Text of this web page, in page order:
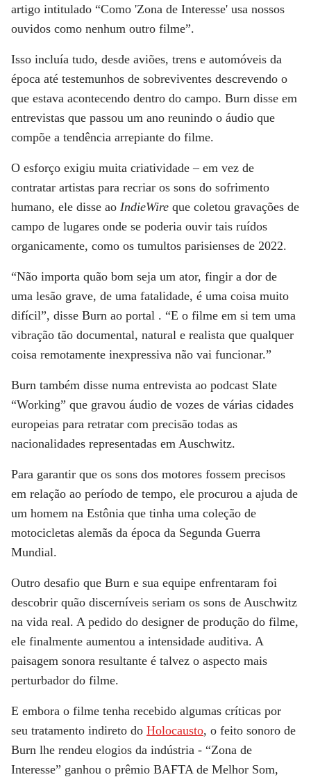
artigo intitulado “Como 'Zona de Interesse' usa nossos
ouvidos como nenhum outro filme”.
Isso incluía tudo, desde aviões, trens e automóveis da
época até testemunhos de sobreviventes descrevendo o
que estava acontecendo dentro do campo. Burn disse em
entrevistas que passou um ano reunindo o áudio que
compõe a tendência arrepiante do filme.
O esforço exigiu muita criatividade – em vez de
contratar artistas para recriar os sons do sofrimento
humano, ele disse ao IndieWire que coletou gravações de
campo de lugares onde se poderia ouvir tais ruídos
organicamente, como os tumultos parisienses de 2022.
“Não importa quão bom seja um ator, fingir a dor de
uma lesão grave, de uma fatalidade, é uma coisa muito
difícil”, disse Burn ao portal . “E o filme em si tem uma
vibração tão documental, natural e realista que qualquer
coisa remotamente inexpressiva não vai funcionar.”
Burn também disse numa entrevista ao podcast Slate
“Working” que gravou áudio de vozes de várias cidades
europeias para retratar com precisão todas as
nacionalidades representadas em Auschwitz.
Para garantir que os sons dos motores fossem precisos
em relação ao período de tempo, ele procurou a ajuda de
um homem na Estônia que tinha uma coleção de
motocicletas alemãs da época da Segunda Guerra
Mundial.
Outro desafio que Burn e sua equipe enfrentaram foi
descobrir quão discerníveis seriam os sons de Auschwitz
na vida real. A pedido do designer de produção do filme,
ele finalmente aumentou a intensidade auditiva. A
paisagem sonora resultante é talvez o aspecto mais
perturbador do filme.
E embora o filme tenha recebido algumas críticas por
seu tratamento indireto do Holocausto, o feito sonoro de
Burn lhe rendeu elogios da indústria - “Zona de
Interesse” ganhou o prêmio BAFTA de Melhor Som,